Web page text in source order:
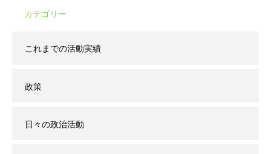
カテゴリー
これまでの活動実績
政策
日々の政治活動